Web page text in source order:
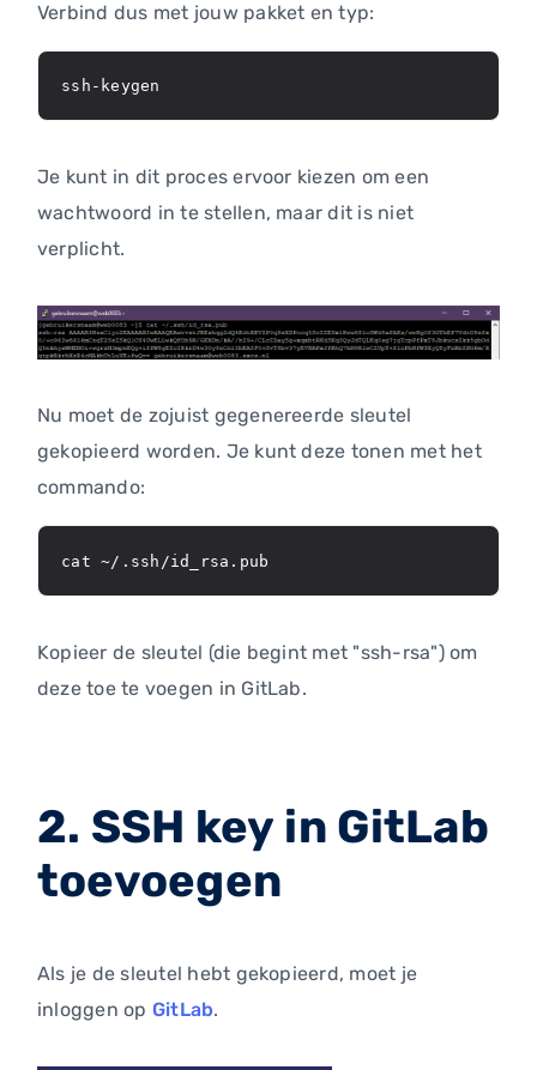
Verbind dus met jouw pakket en typ:
ssh-keygen
Je kunt in dit proces ervoor kiezen om een
wachtwoord in te stellen, maar dit is niet
verplicht.
Nu moet de zojuist gegenereerde sleutel
gekopieerd worden. Je kunt deze tonen met het
commando:
cat ~/.ssh/id_rsa.pub
Kopieer de sleutel (die begint met "ssh-rsa") om
deze toe te voegen in GitLab.
2. SSH key in GitLab
toevoegen
Als je de sleutel hebt gekopieerd, moet je
inloggen op GitLab.